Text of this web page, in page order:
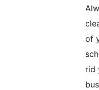
of
rid